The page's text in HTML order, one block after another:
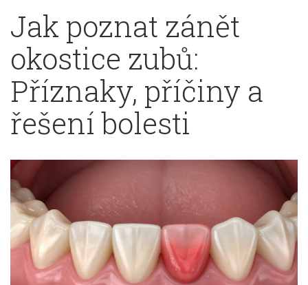
Jak poznat zánět
okostice zubů:
Příznaky, příčiny a
řešení bolesti